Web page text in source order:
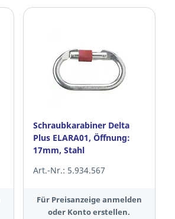
Schraubkarabiner Delta
Plus ELARA01, Öffnung:
17mm, Stahl
Art.-Nr.: 5.934.567
Für Preisanzeige anmelden
oder Konto erstellen.